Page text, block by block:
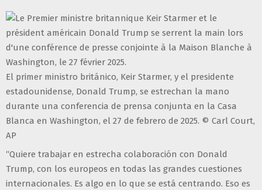
El primer ministro británico, Keir Starmer, y el presidente
estadounidense, Donald Trump, se estrechan la mano
durante una conferencia de prensa conjunta en la Casa
Blanca en Washington, el 27 de febrero de 2025. © Carl Court,
AP
“Quiere trabajar en estrecha colaboración con Donald
Trump, con los europeos en todas las grandes cuestiones
internacionales. Es algo en lo que se está centrando. Eso es